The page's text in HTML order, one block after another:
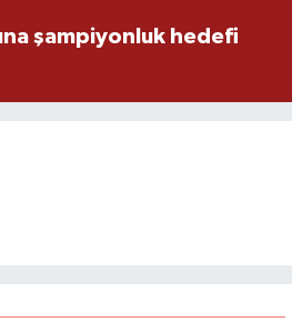
şampiyonluk hedefi